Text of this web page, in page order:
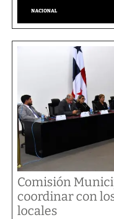
NACIONAL
Comisión
coordinar con
locales